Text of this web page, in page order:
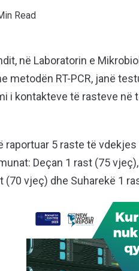
Read
në Laboratorin e
metodën RT-PCR, janë
i kontakteve të rasteve
raportuar 5 raste të
Deçan 1 rast (75
(70 vjeç) dhe Suharekë 1